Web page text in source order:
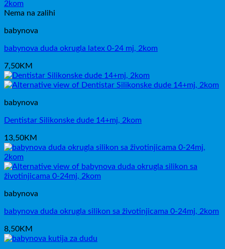
Nema na zalihi
babynova
babynova duda okrugla latex 0-24 mj, 2kom
7,50KM
babynova
Dentistar Silikonske dude 14+mj, 2kom
13,50KM
babynova
babynova duda okrugla silikon sa životinjicama 0-24mj, 2kom
8,50KM